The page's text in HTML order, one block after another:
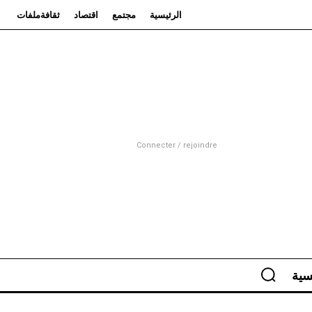
الرئيسية مجتمع اقتصاد ثقافةملفات
Connecter / rejoindre